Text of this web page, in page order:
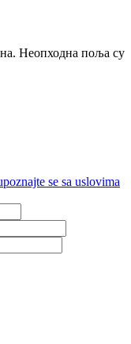
Неопходна поља су
se sa uslovima